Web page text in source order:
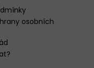
osobních